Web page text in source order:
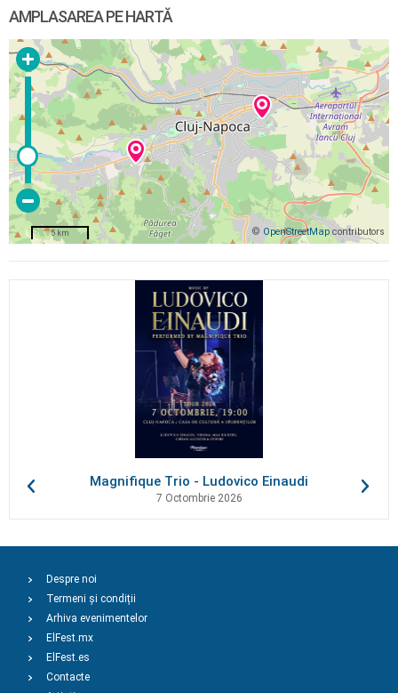
AMPLASAREA PE HARTĂ
© OpenStreetMapcontributors
5 km
Magnifique Trio - Ludovico Einaudi
7 Octombrie 2026
Despre noi
Termeni și condiții
Arhiva evenimentelor
ElFest.mx
ElFest.es
Contacte